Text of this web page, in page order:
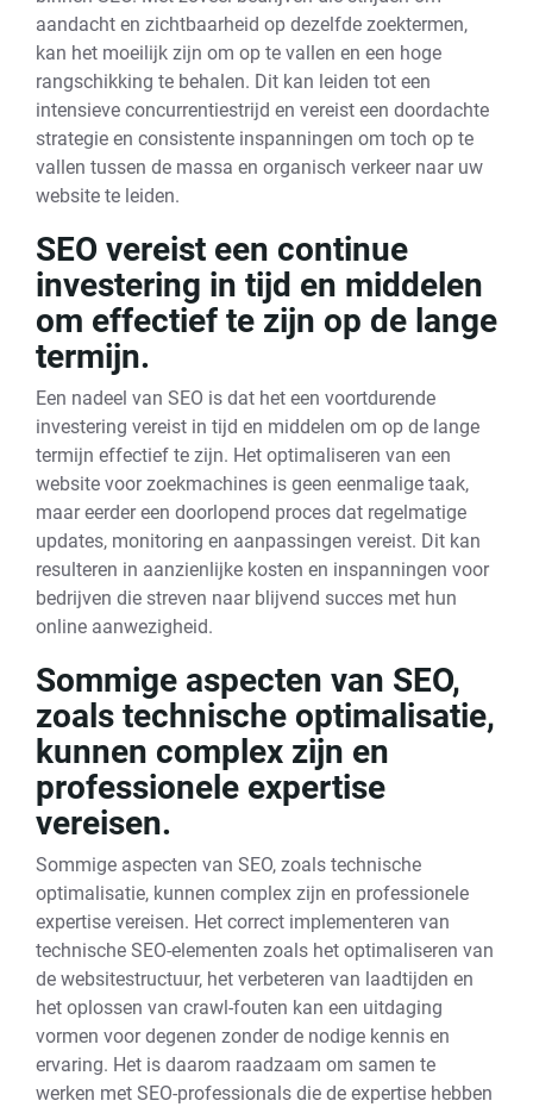
aandacht en zichtbaarheid op dezelfde zoektermen,
kan het moeilijk zijn om op te vallen en een hoge
rangschikking te behalen. Dit kan leiden tot een
intensieve concurrentiestrijd en vereist een doordachte
strategie en consistente inspanningen om toch op te
vallen tussen de massa en organisch verkeer naar uw
website te leiden.
SEO vereist een continue
investering in tijd en middelen
om effectief te zijn op de lange
termijn.
Een nadeel van SEO is dat het een voortdurende
investering vereist in tijd en middelen om op de lange
termijn effectief te zijn. Het optimaliseren van een
website voor zoekmachines is geen eenmalige taak,
maar eerder een doorlopend proces dat regelmatige
updates, monitoring en aanpassingen vereist. Dit kan
resulteren in aanzienlijke kosten en inspanningen voor
bedrijven die streven naar blijvend succes met hun
online aanwezigheid.
Sommige aspecten van SEO,
zoals technische optimalisatie,
kunnen complex zijn en
professionele expertise
vereisen.
Sommige aspecten van SEO, zoals technische
optimalisatie, kunnen complex zijn en professionele
expertise vereisen. Het correct implementeren van
technische SEO-elementen zoals het optimaliseren van
de websitestructuur, het verbeteren van laadtijden en
het oplossen van crawl-fouten kan een uitdaging
vormen voor degenen zonder de nodige kennis en
ervaring. Het is daarom raadzaam om samen te
werken met SEO-professionals die de expertise hebben